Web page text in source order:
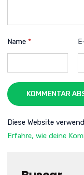
Name *
KOMMENTAR
Diese Website
Erfahre, wie deine